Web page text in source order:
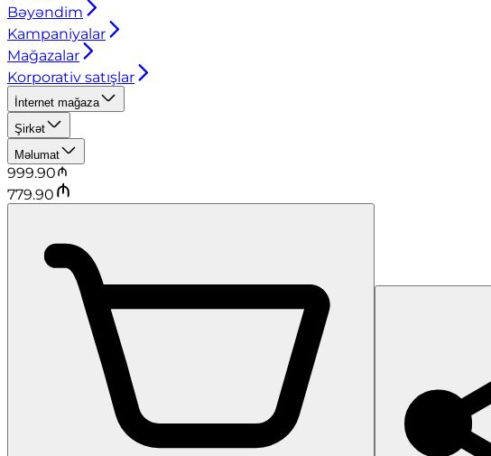
Bəyəndim
Kampaniyalar
Mağazalar
Korporativ satışlar
İnternet mağaza
Şirkət
Məlumat
999.90
779.90